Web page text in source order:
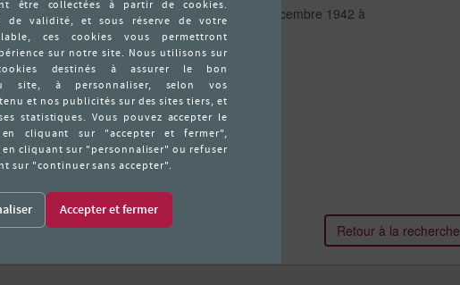
aux interrogatoires. Il est déporté le 18 décembre 1942 à
de Cologne.
Retour à la recherche